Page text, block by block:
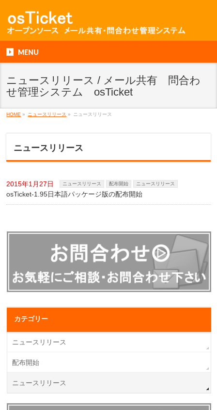
MENU
ニュースリリース / メール共有 問合わ
せ管理システム osTicket
HOME » ニュースリリース » ニュースリリース
ニュースリリース
2015年1月27日 ニュースリリース 配布開始 ニュースリリース
osTicket-1.95日本語パッケージ版の配布開始
カテゴリー
ニュースリリース
配布開始
ニュースリリース